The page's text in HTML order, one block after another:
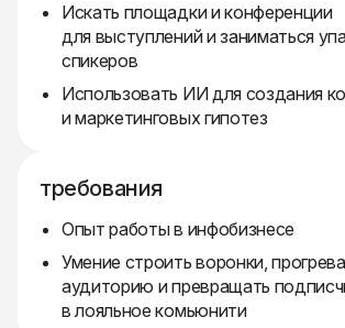
Искать площадки и конференции
для выступлений и заниматься
спикеров
Использовать ИИ для создания
и маркетинговых гипотез
требования
Опыт работы в инфобизнесе
Умение строить воронки,
аудиторию и превращать
в лояльное комьюнити